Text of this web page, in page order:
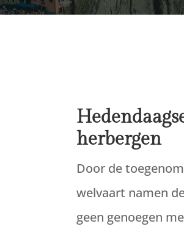
herbergen
Door de
welvaart namen
geen genoegen